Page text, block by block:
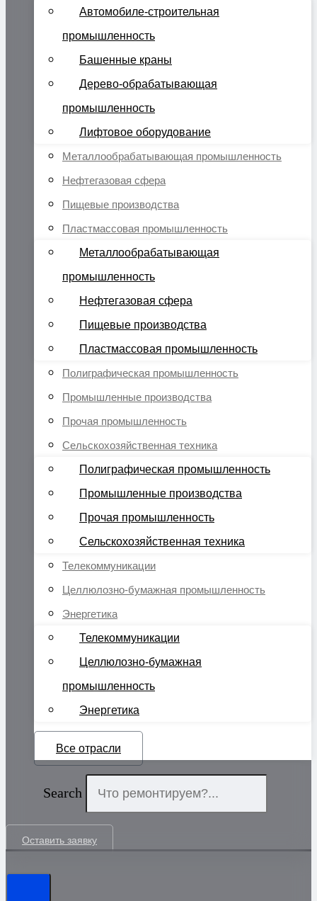
Автомобиле-строительная
промышленность
Башенные краны
Дерево-обрабатывающая
промышленность
Лифтовое оборудование
Металлообрабатывающая промышленность
Нефтегазовая сфера
Пищевые производства
Пластмассовая промышленность
Металлообрабатывающая
промышленность
Нефтегазовая сфера
Пищевые производства
Пластмассовая промышленность
Полиграфическая промышленность
Промышленные производства
Прочая промышленность
Сельскохозяйственная техника
Полиграфическая промышленность
Промышленные производства
Прочая промышленность
Сельскохозяйственная техника
Телекоммуникации
Целлюлозно-бумажная промышленность
Энергетика
Телекоммуникации
Целлюлозно-бумажная
промышленность
Энергетика
Все отрасли
Search
Оставить заявку